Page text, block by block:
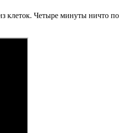
Четыре минуты ничто